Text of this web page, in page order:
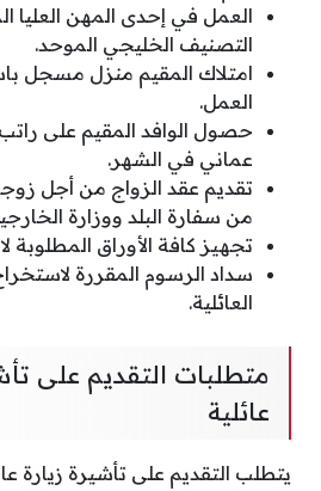
العمل في إحدى المهن العليا
التصنيف الخليجي الموحد.
امتلاك المقيم منزل مسجل
العمل.
عماني في الشهر.
تقديم عقد الزواج من أجل
من سفارة البلد ووزارة
تجهيز كافة الأوراق المطلوبة
سداد الرسوم المقررة
العائلية.
متطلبات التقديم على
عائلية
يتطلب التقديم على تأشيرة زيارة